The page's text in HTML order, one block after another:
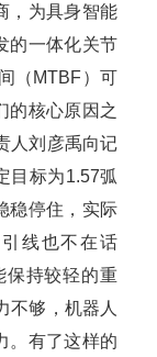
，为具身智能
的一体化关节
（MTBF）可
的核心原因之
人刘彦禹向记
目标为1.57弧
稳停住，实际
线也不在话
保持较轻的重
不够，机器人
。有了这样的